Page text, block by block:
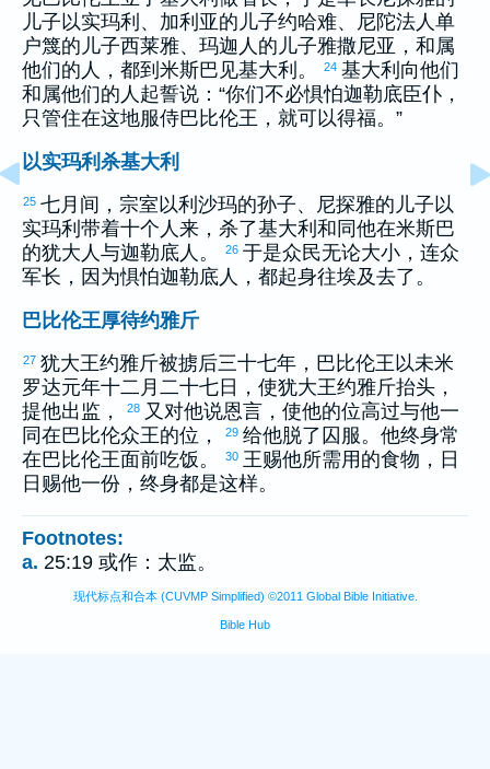
儿子 以实玛利 、 加利亚的儿子约哈难、 尼陀法 人 单
户篾的儿子西莱雅、 玛迦 人的儿子雅撒尼亚 ，和属
他们的人，都到 米斯巴 见基大利 。 24 基大利 向他们
和属他们的人起誓说：“你们不必惧怕迦勒底臣仆，
只管住在这地服侍巴比伦王，就可以得福。”
以实玛利杀基大利
25 七月间，宗室以利沙玛的孙子、 尼探雅的儿子以
实玛利 带着十个人来，杀了基大利 和同他在米斯巴
的犹大 人与迦勒底人。 26 于是众民无论大小，连众
军长，因为惧怕迦勒底人，都起身往埃及去了。
巴比伦王厚待约雅斤
27 犹大王约雅斤被掳后三十七年， 巴比伦王以未米
罗达元年十二月二十七日，使犹大王约雅斤抬头，
提他出监，
28 又对他说恩言，使他的位高过与他一
同在 巴比伦众王的位， 29 给他脱了囚服。他终身常
在 巴比伦王面前吃饭。 30 王赐他所需用的食物，日
日赐他一份，终身都是这样。
Footnotes:
a. 25:19 或作：太监。
现代标点和合本 (CUVMP Simplified) ©2011 Global Bible Initiative.
Bible Hub